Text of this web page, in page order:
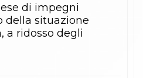
di impegni
della situazione
a ridosso degli